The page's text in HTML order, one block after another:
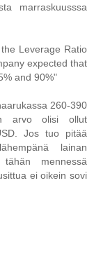
marraskuusssa
Leverage Ratio
expected that
and 90%"
260-390
arvo olisi ollut
Jos tuo pitää
lainan
mennessä
ei oikein sovi